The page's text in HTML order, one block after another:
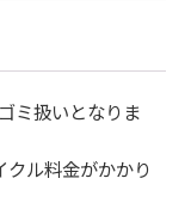
ミ扱いとなりま
ル料金がかかり